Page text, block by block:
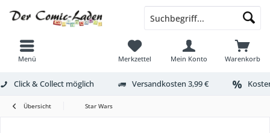
Menü Warenkorb
Merkzettel Mein Konto
Click & Collect möglich Versandkosten 3,99 €
Übersicht Star Wars